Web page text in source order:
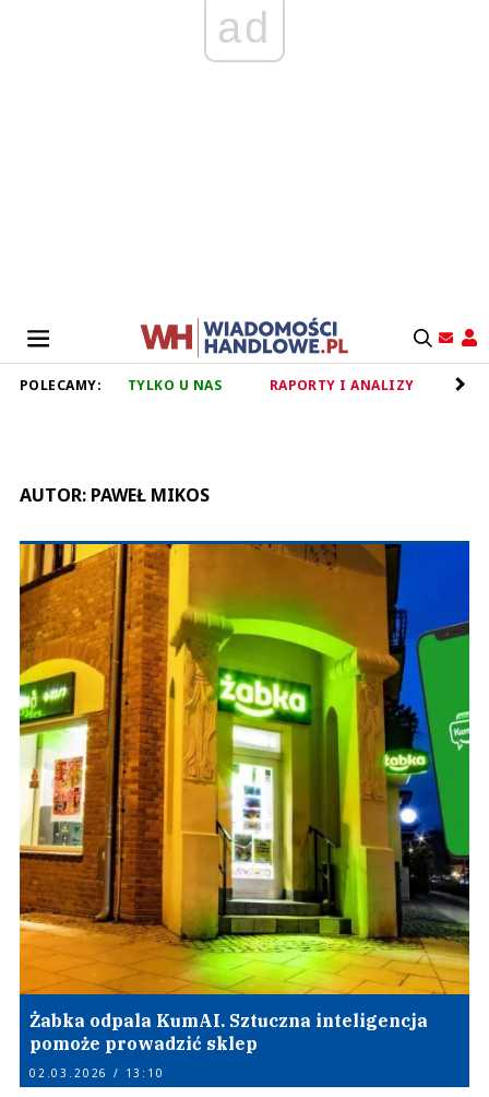
ad
POLECAMY: TYLKO U NAS RAPORTY I ANALIZY
AUTOR: PAWEŁ MIKOS
Żabka odpala KumAI. Sztuczna inteligencja
pomoże prowadzić sklep
02.03.2026 / 13:10